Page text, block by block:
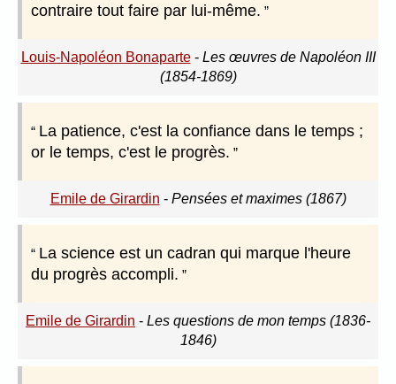
contraire tout faire par lui-même.
Louis-Napoléon Bonaparte- Les œuvres de Napoléon III
(1854-1869)
La patience, c'est la confiance dans le temps ;
or le temps, c'est le progrès.
Emile de Girardin - Pensées et maximes (1867)
La science est un cadran qui marque l'heure
du progrès accompli.
Emile de Girardin - Les questions de mon temps (1836-
1846)